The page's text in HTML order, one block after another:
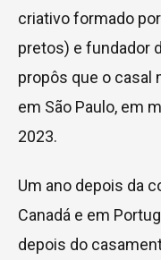
criativo formado
pretos) e fundador
propôs que o casal
em São Paulo, em
2023.
Um ano depois da
Canadá e em
depois do